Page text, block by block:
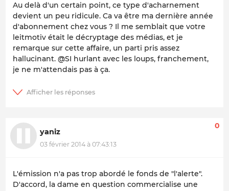
Au delà d'un certain point, ce type d'acharnement
devient un peu ridicule. Ca va être ma dernière année
d'abonnement chez vous ? Il me semblait que votre
leitmotiv était le décryptage des médias, et je
remarque sur cette affaire, un parti pris assez
hallucinant. @SI hurlant avec les loups, franchement,
je ne m'attendais pas à ça.
yaniz
03 février 2014 à 07:43:13
0
L'émission n'a pas trop abordé le fonds de "l'alerte".
D'accord, la dame en question commercialise une